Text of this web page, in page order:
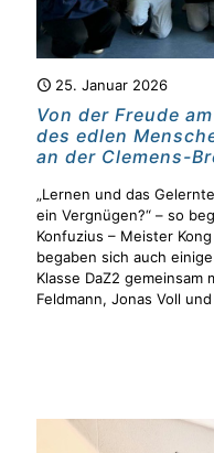
25. Januar 2026
Von der Freude
des edlen
an der Clemens-
„Lernen und das
ein Vergnügen?“ – so
Konfuzius – Meister
begaben sich auch
Klasse DaZ2
Feldmann, Jonas Voll